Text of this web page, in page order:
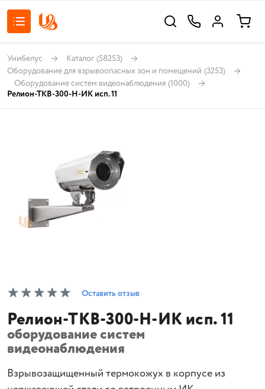
Унибелус Каталог (58253)
Оборудование для взрывоопасных зон и помещений (3253)
Оборудование систем видеонаблюдения (1000)
Релион-ТКВ-300-Н-ИК исп. 11
Оставить отзыв
Релион-ТКВ-300-Н-ИК исп. 11
оборудование систем
видеонаблюдения
Взрывозащищенный термокожух в корпусе из